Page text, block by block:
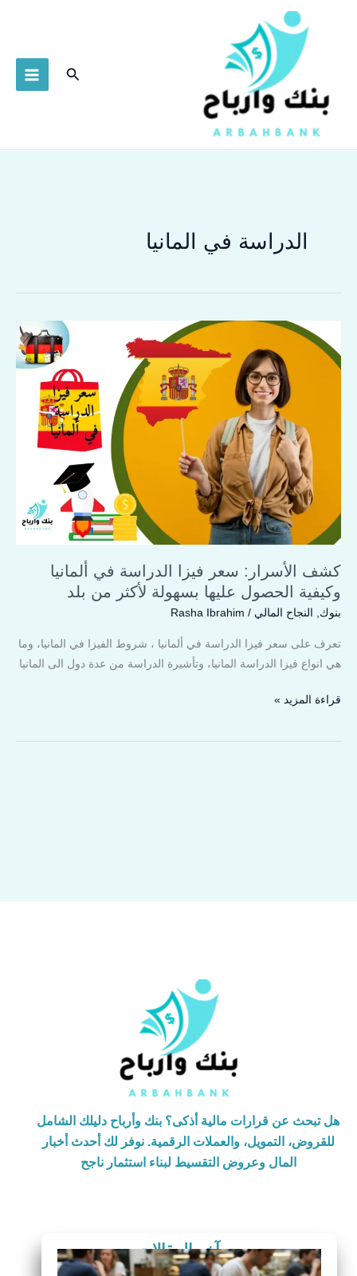
البحث
الدراسة في المانيا
كشف الأسرار: سعر فيزا الدراسة في ألمانيا
وكيفية الحصول عليها بسهولة لأكثر من بلد
بنوك, النجاح المالي /
Rasha Ibrahim
تعرف على سعر فيزا الدراسة في ألمانيا ، شروط الفيزا في المانيا، وما
هي انواع فيزا الدراسة المانيا، وتأشيرة الدراسة من عدة دول الى المانيا
الأسرار:
سعر
الحصول
بسهولة
من
بلد
قراءة المزيد »
هل تبحث عن قرارات مالية أذكى؟ بنك وأرباح دليلك الشامل
للقروض، التمويل، والعملات الرقمية. نوفر لك أحدث أخبار
المال وعروض التقسيط لبناء استثمار ناجح
آخر المقالات